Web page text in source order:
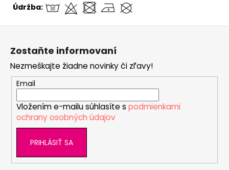
Údržba:
Zostaňte informovaní
Nezmeškajte žiadne novinky či zľavy!
Email
Vložením e-mailu súhlasíte s podmienkami
ochrany osobných údajov
PRIHLÁSIŤ SA